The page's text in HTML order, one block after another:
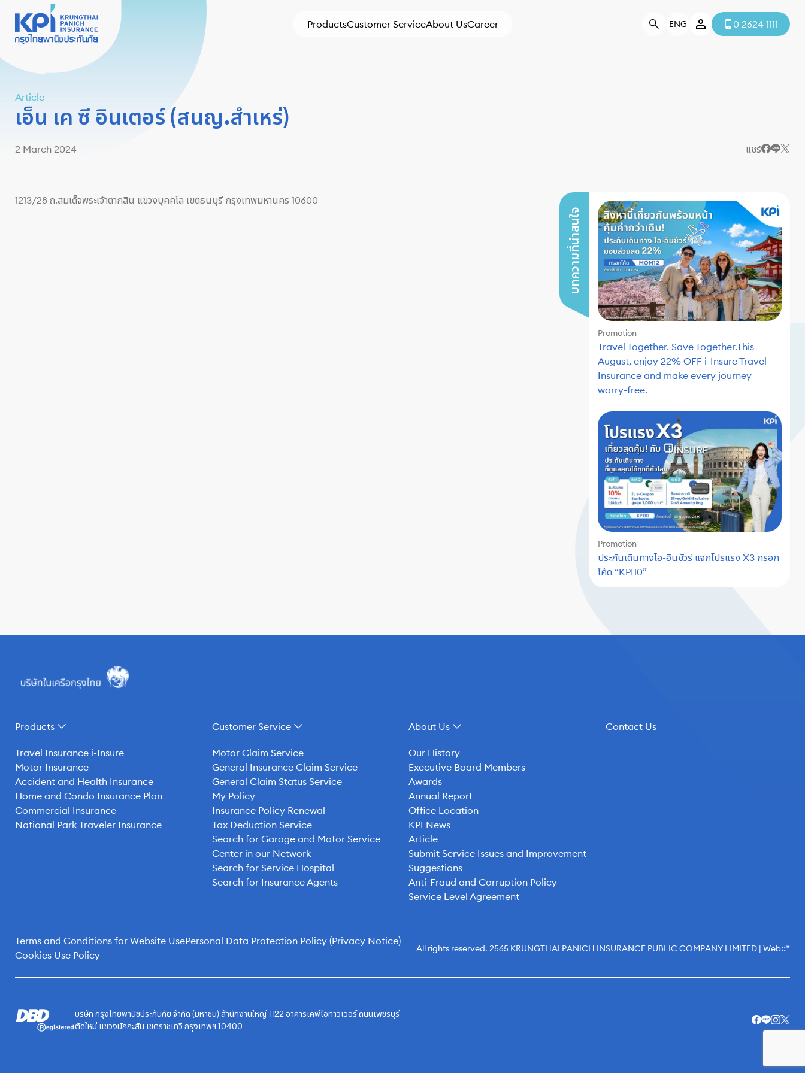
ProductsCustomer ServiceAbout UsCareer ENG 0 2624 1111
Article
เอ็น เค ซี อินเตอร์ (สนญ.สำเหร่)
2 March 2024 แชร์
1213/28 ถ.สมเด็จพระเจ้าตากสิน แขวงบุคคโล เขตธนบุรี กรุงเทพมหานคร 10600
บทความที่น่าสนใจ
Promotion
Travel Together. Save Together.This
August, enjoy 22% OFF i-Insure Travel
Insurance and make every journey
worry-free.
Promotion
ประกันเดินทางไอ-อินชัวร์ แจกโปรแรง X3 กรอก
โค้ด “KPI10”
Products
Travel Insurance i-Insure
Motor Insurance
Accident and Health Insurance
Home and Condo Insurance Plan
Commercial Insurance
National Park Traveler Insurance
Customer Service
Motor Claim Service
General Insurance Claim Service
General Claim Status Service
My Policy
Insurance Policy Renewal
Tax Deduction Service
Search for Garage and Motor Service
Center in our Network
Search for Service Hospital
Search for Insurance Agents
About Us
Our History
Executive Board Members
Awards
Annual Report
Office Location
KPI News
Article
Submit Service Issues and Improvement
Suggestions
Anti-Fraud and Corruption Policy
Service Level Agreement
Contact Us
Terms and Conditions for Website UsePersonal Data Protection Policy (Privacy Notice)
Cookies Use Policy
All rights reserved. 2565 KRUNGTHAI PANICH INSURANCE PUBLIC COMPANY LIMITED | Web::*
บริษัท กรุงไทยพานิชประกันภัย จำกัด (มหาชน) สำนักงานใหญ่ 1122 อาคารเคพีไอทาวเวอร์ ถนนเพชรบุรี
ตัดใหม่ แขวงมักกะสัน เขตราชเทวี กรุงเทพฯ 10400